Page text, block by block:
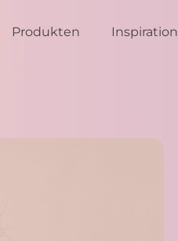
Produkten Inspiration